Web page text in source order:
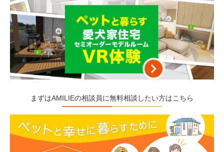
まずはAMILIEの相談員に無料相談したい方はこちら